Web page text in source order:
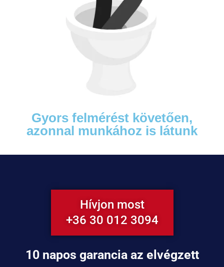
Gyors felmérést követően,
azonnal munkához is látunk
Hívjon most
+36 30 012 3094
10 napos garancia az elvégzett